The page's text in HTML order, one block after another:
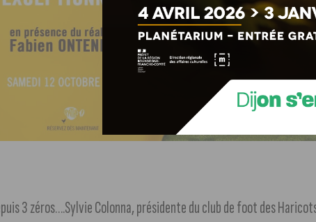
3 zéros….Sylvie Colonna, présidente du club de foot des